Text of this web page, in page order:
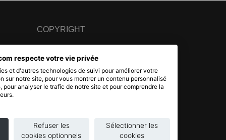
COPYRIGHT
SAS au capital de 20 000 EUR
RCS Pontoise 484.801.741
respecte votre vie privée
et d'autres technologies de suivi pour améliorer votre
sur notre site, pour vous montrer un contenu personnalisé
pour analyser le trafic de notre site et pour comprendre la
Refuser les
cookies optionnels
Sélectionner les
cookies